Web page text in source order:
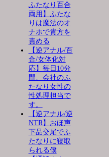
ふたなり百合
両用】ふたな
りは魔法のオ
ナホで貴方を
責める
【逆アナル/百
合/女体化対
応】毎日10分
間、会社のふ
たなり女性の
性処理担当で
す。
【逆アナル/逆
NTR】おほ声
下品交尾でふ
たなりに寝取
られる僕